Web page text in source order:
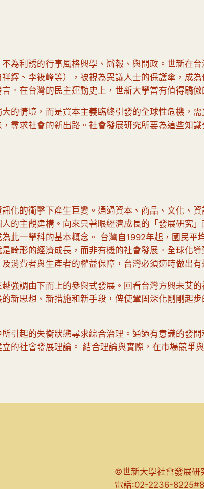
為利誘的行事風格興學、辦報、與問政。世新在
鐸、李筱峰等），被視為異議人士的保護傘，成
。在台灣的民主運動史上，世新大學當有值得驕傲
的情境，而是資本主義臨終引發的全球性危機，
尋求社會的新出路。社會發展研究所要為這些知
化的衝擊下產生巨變。通過資本、商品、文化、
的主觀建構。向來只著眼經濟成長的「發展研究
此一學科的基本概念。 台灣自1992年起，國民平
畸形的經濟成長，而非有機的社會發展。全球化
消費者與生產者的權益保障，台灣必須適時做出有
強調由下而上的參與式發展。回看台灣方興未艾
新思想、新措施和新手段，俾使鞏固深化剛剛起
引起的失衡狀態尋求綜合治理。通過有意識的發
的社會發展理論。 結合理論與實際，在市場競爭
©世新大學社會發展
電話:02-2236-